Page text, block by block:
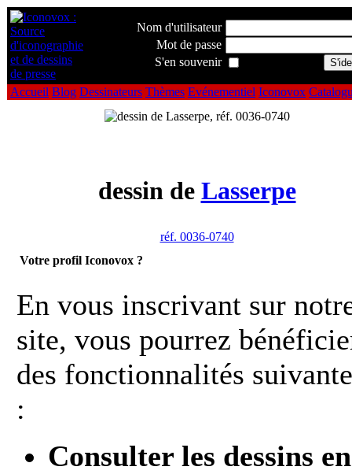
Nom d'utilisateur
Mot de passe
S'en souvenir
Accueil Blog Dessinateurs Thèmes Evénementiel Iconovox
dessin de Lasserpe
réf. 0036-0740
Votre profil Iconovox ?
En vous inscrivant sur
site, vous pourrez
des fonctionnalités
:
Consulter les dessins en